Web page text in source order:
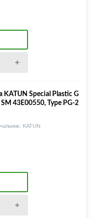
Special Plastic G
43E00550, Type PG-2
KATUN